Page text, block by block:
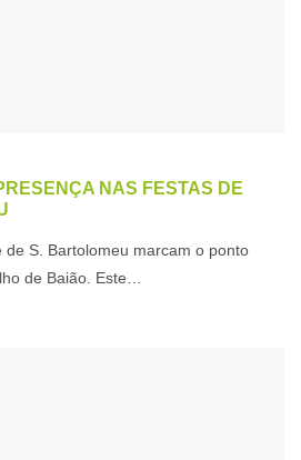
NAS FESTAS DE
de S. Bartolomeu marcam o ponto
de Baião. Este…